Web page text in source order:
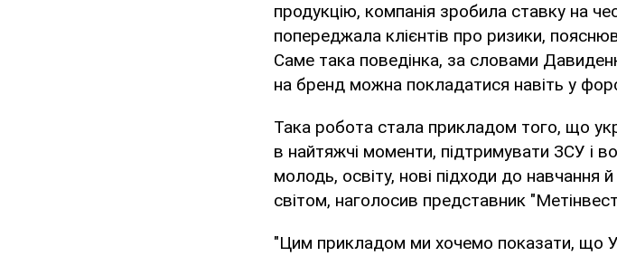
продукцію, компанія зробила ставку на
попереджала клієнтів про ризики,
Саме така поведінка, за словами
на бренд можна покладатися навіть у
Така робота стала прикладом того, що
в найтяжчі моменти, підтримувати ЗСУ і
молодь, освіту, нові підходи до навчання
світом, наголосив представник
"Цим прикладом ми хочемо показати, що